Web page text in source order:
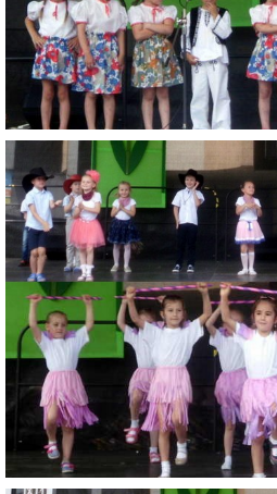
ŠKOLSKÝ ČASOPIS KUKUČKA
JEDÁLNY LÍSTOK
RECEPTY
PROJEKTY
ZDRAVÝ ÚSMEV
NADÁCIA TESCO
NADÁCIA VOLKSWAGEN SLOVAKIA